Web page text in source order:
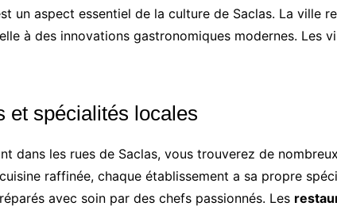
un aspect essentiel de la culture de Saclas. La ville
à des innovations gastronomiques modernes.
et spécialités locales
dans les rues de Saclas, vous trouverez de
raffinée, chaque établissement a sa propre
avec soin par des chefs passionnés. Les